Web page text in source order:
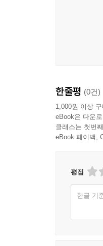
한줄평 (0건)
1,000원 이상
eBook은 다운
클래스는 첫번
eBook 페이백,
평점
한글 기